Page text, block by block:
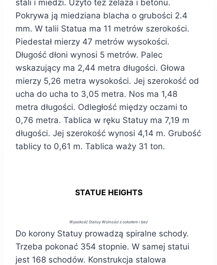
stali i miedzi. Użyto też żelaza i betonu.
Pokrywa ją miedziana blacha o grubości 2.4
mm. W talii Statua ma 11 metrów szerokości.
Piedestał mierzy 47 metrów wysokości.
Długość dłoni wynosi 5 metrów. Palec
wskazujący ma 2,44 metra długości. Głowa
mierzy 5,26 metra wysokości. Jej szerokość od
ucha do ucha to 3,05 metra. Nos ma 1,48
metra długości. Odległość między oczami to
0,76 metra. Tablica w ręku Statuy ma 7,19 m
długości. Jej szerokość wynosi 4,14 m. Grubość
tablicy to 0,61 m. Tablica waży 31 ton.
STATUE HEIGHTS
Wysokość Statuy Wolności z cokołem i bez
Do korony Statuy prowadzą spiralne schody.
Trzeba pokonać 354 stopnie. W samej statui
jest 168 schodów. Konstrukcja stalowa